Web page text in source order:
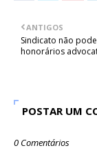
ANTIGOS
Sindicato não
honorários
POSTAR UM
0 Comentários